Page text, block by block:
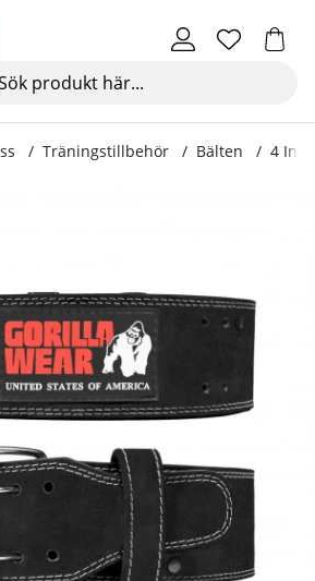
Träningstillbehör Bälten 4
Belt, black